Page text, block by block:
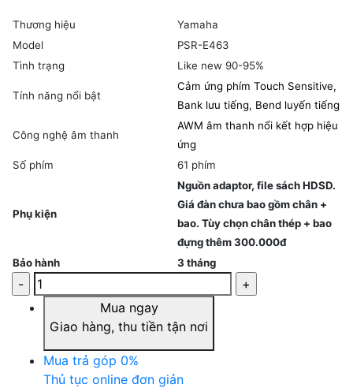
Thương hiệu
Yamaha
Model
PSR-E463
Tình trạng
Like new 90-95%
Tính năng nổi bật
Cảm ứng phím Touch Sensitive,
Bank lưu tiếng, Bend luyến tiếng
Công nghệ âm thanh
AWM âm thanh nổi kết hợp hiệu
ứng
Số phím
61 phím
Phụ kiện
Nguồn adaptor, file sách HDSD.
Giá đàn chưa bao gồm chân +
bao. Tùy chọn chân thép + bao
đựng thêm 300.000đ
Bảo hành
3 tháng
Mua ngay
Giao hàng, thu tiền tận nơi
Mua trả góp 0%
Thủ tục online đơn giản